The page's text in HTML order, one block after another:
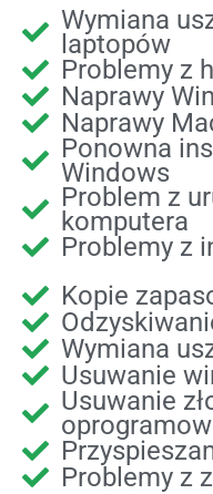
Wymiana
laptopów
Problemy z
Naprawy
Naprawy
Ponowna
Windows
Problem z
komputera
Problemy z
Kopie
Wymiana
Usuwanie
Usuwanie
Problemy z